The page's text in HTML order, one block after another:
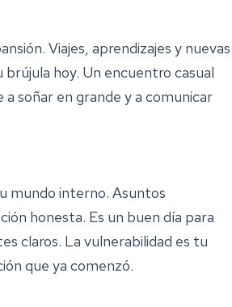
Viajes, aprendizajes y nuevas
hoy. Un encuentro casual
soñar en grande y a comunicar
mundo interno. Asuntos
honesta. Es un buen día para
claros. La vulnerabilidad es tu
que ya comenzó.